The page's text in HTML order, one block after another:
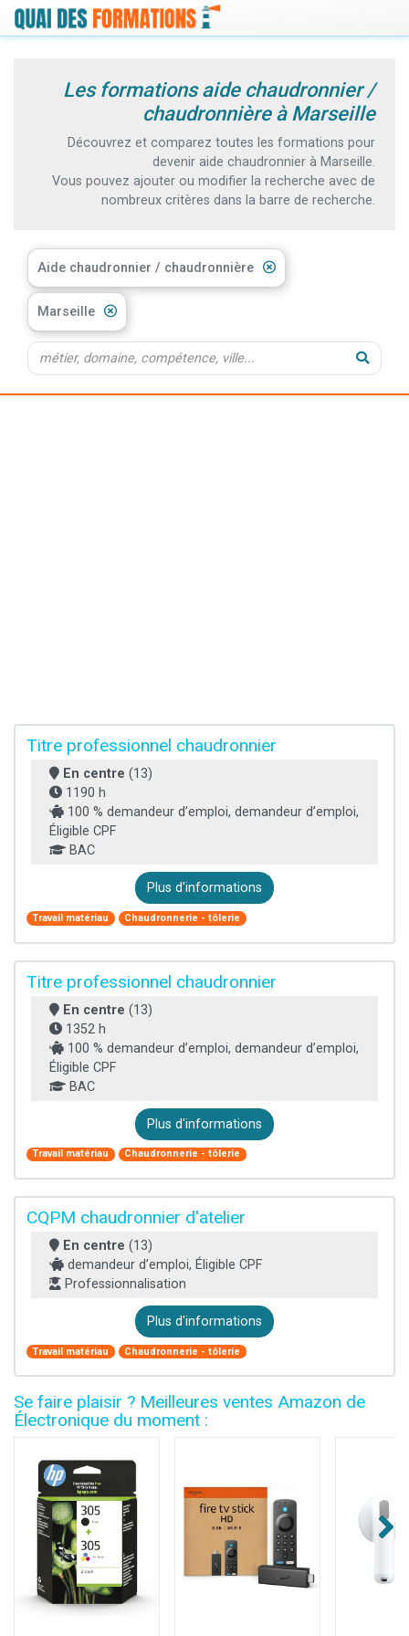
Les formations aide chaudronnier /
chaudronnière à Marseille
Découvrez et comparez toutes les formations pour
devenir aide chaudronnier à Marseille.
Vous pouvez ajouter ou modifier la recherche avec de
nombreux critères dans la barre de recherche.
Aide chaudronnier / chaudronnière
Marseille
Titre professionnel chaudronnier
En centre (13)
1190 h
100 % demandeur d’emploi, demandeur d’emploi,
Éligible CPF
BAC
Plus d'informations
Travail matériau Chaudronnerie - tôlerie
Titre professionnel chaudronnier
En centre (13)
1352 h
100 % demandeur d’emploi, demandeur d’emploi,
Éligible CPF
BAC
Plus d'informations
Travail matériau Chaudronnerie - tôlerie
CQPM chaudronnier d'atelier
En centre (13)
demandeur d’emploi, Éligible CPF
Professionnalisation
Plus d'informations
Travail matériau Chaudronnerie - tôlerie
Se faire plaisir ? Meilleures ventes Amazon de
Électronique du moment :